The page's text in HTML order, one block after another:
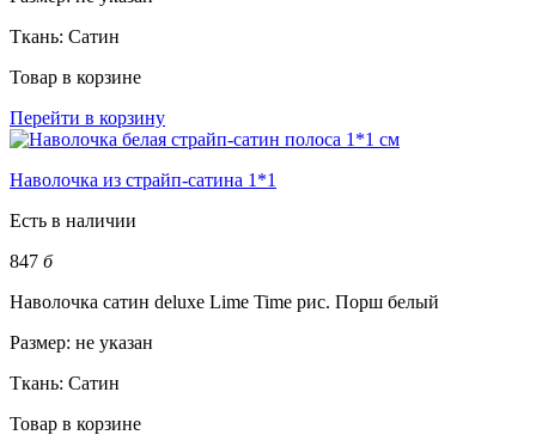
Ткань: Сатин
Товар в корзине
Перейти в корзину
Наволочка из страйп-сатина 1*1
Есть в наличии
847 б
Наволочка сатин deluxe Lime Time рис. Порш белый
Размер: не указан
Ткань: Сатин
Товар в корзине